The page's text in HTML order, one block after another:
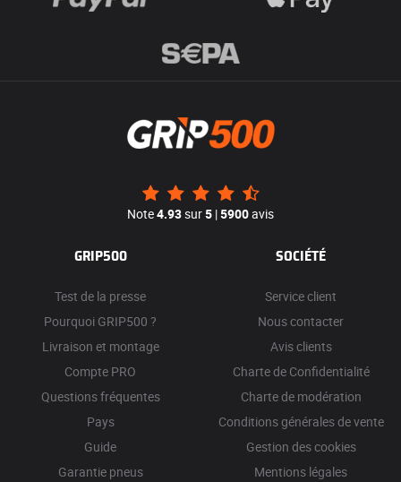
Note4.93sur5 |5900avis
GRIP500
Test de la presse
Pourquoi GRIP500 ?
Livraison et montage
Compte PRO
Questions fréquentes
Pays
Guide
Garantie pneus
SOCIÉTÉ
Service client
Nous contacter
Avis clients
Charte de Confidentialité
Charte de modération
Conditions générales de vente
Gestion des cookies
Mentions légales